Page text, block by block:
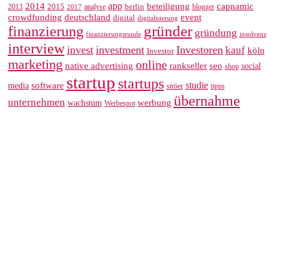
2013 2014 2015 2017 analyse app berlin beteiligung blogger capnamic
crowdfunding deutschland digital digitalisierung event
finanzierung finanzierungsrunde gründer gründung insolvenz
interview invest investment Investor Investoren kauf köln
marketing native advertising online rankseller seo shop social
media software startup startups ströer studie tipps
unternehmen wachstum Werbespot werbung übernahme